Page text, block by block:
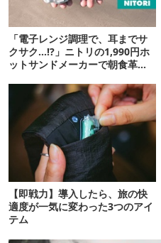
「電子レンジ調理で、耳までサ
クサク…!?」ニトリの1,990円ホ
ットサンドメーカーで朝食革命
【即戦力】導入したら、旅の快
適度が一気に変わった3つのアイ
テム